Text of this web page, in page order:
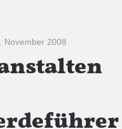
November 2008